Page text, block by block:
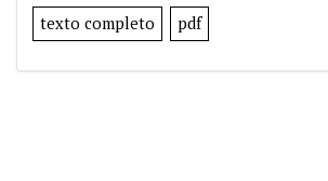
texto completo pdf